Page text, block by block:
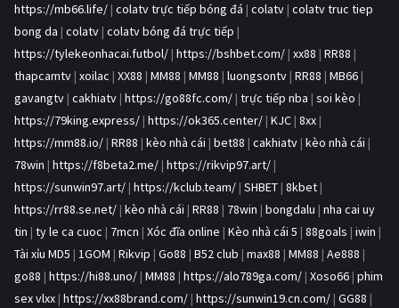
https://mb66.life/ | colatv trực tiếp bóng đá | colatv | colatv truc tiep
bong da | colatv | colatv bóng đá trực tiếp |
https://tylekeonhacai.futbol/ | https://bshbet.com/ | xx88 | RR88 |
thapcamtv | xoilac | XX88 | MM88 | MM88 | luongsontv | RR88 | MB66 |
gavangtv | cakhiatv | https://go88fc.com/ | trực tiếp nba | soi kèo |
https://79king.express/ | https://ok365.center/ | KJC | 8xx |
https://mm88.io/ | RR88 | kèo nhà cái | bet88 | cakhiatv | kèo nhà cái |
78win | https://f8beta2.me/ | https://rikvip97.art/ |
https://sunwin97.art/ | https://kclub.team/ | SHBET | 8kbet |
https://rr88.se.net/ | kèo nhà cái | RR88 | 78win | bongdalu | nha cai uy
tin | ty le ca cuoc | 7mcn | Xóc đĩa online | Kèo nhà cái 5 | 88goals | iwin |
Tài xỉu MD5 | 1GOM | Rikvip | Go88 | B52 club | max88 | MM88 | Ae888 |
go88 | https://hi88.uno/ | MM88 | https://alo789ga.com/ | Xoso66 | phim
sex vlxx | https://xx88brand.com/ | https://sunwin19.cn.com/ | GG88 |